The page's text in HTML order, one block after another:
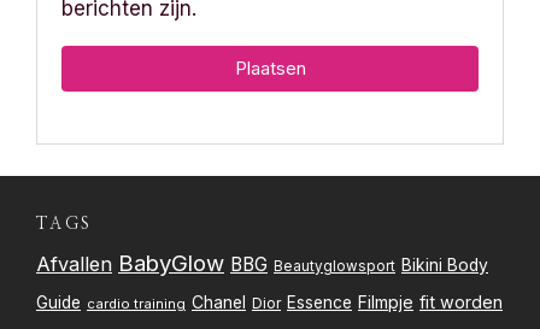
berichten zijn.
TAGS
Afvallen BabyGlow BBG Beautyglowsport Bikini Body
Guide cardio training Chanel Dior Essence Filmpje fit worden